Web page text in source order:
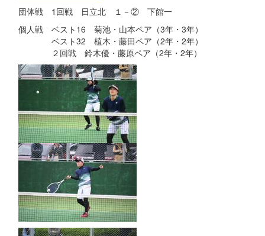
団体戦 1回戦 日立北 １－② 下館一
個人戦 ベスト16 菊池・山本ペア（3年・3年）
ベスト32 植木・藤田ペア（2年・2年）
２回戦 鈴木優・藤原ペア（2年・2年）